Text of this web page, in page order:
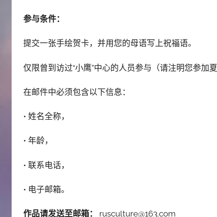
参与条件：
提交一张手绘贺卡，并用您的母语写上祝福语。
仅限曾到访过“小鹰”中心的人员参与（请注明您参加
在邮件中必须包含以下信息：
• 姓名全称，
• 年龄，
• 联系电话，
• 电子邮箱。
作品请发送至邮箱： rusculture@163.com